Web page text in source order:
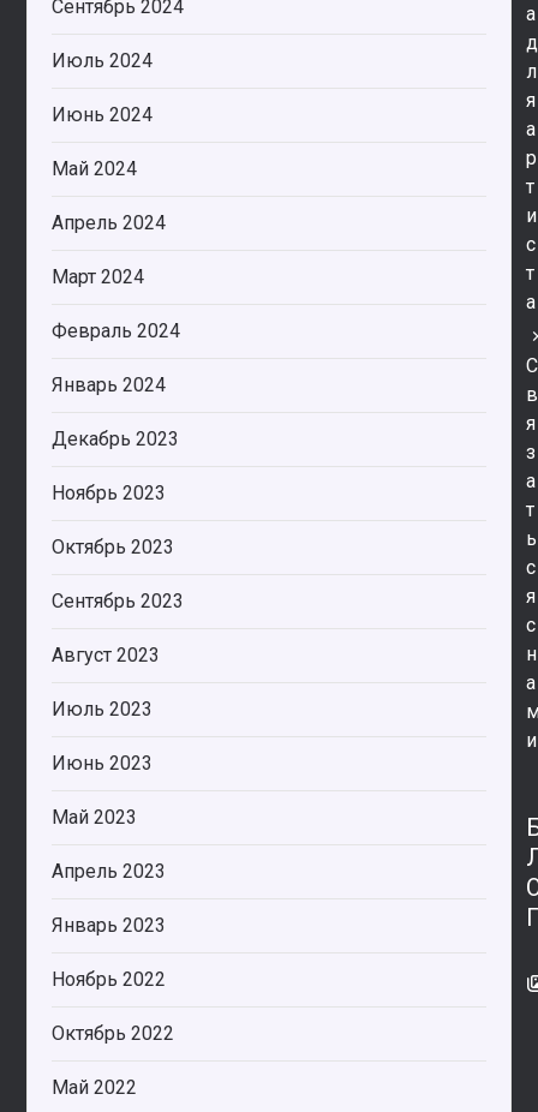
Сентябрь 2024
Июль 2024
Июнь 2024
Май 2024
Апрель 2024
Март 2024
Февраль 2024
Январь 2024
Декабрь 2023
Ноябрь 2023
Октябрь 2023
Сентябрь 2023
Август 2023
Июль 2023
Июнь 2023
Май 2023
Апрель 2023
Январь 2023
Ноябрь 2022
Октябрь 2022
Май 2022
а
д
л
я
а
р
т
и
с
т
а
С
в
я
з
а
т
ь
с
я
с
н
а
и